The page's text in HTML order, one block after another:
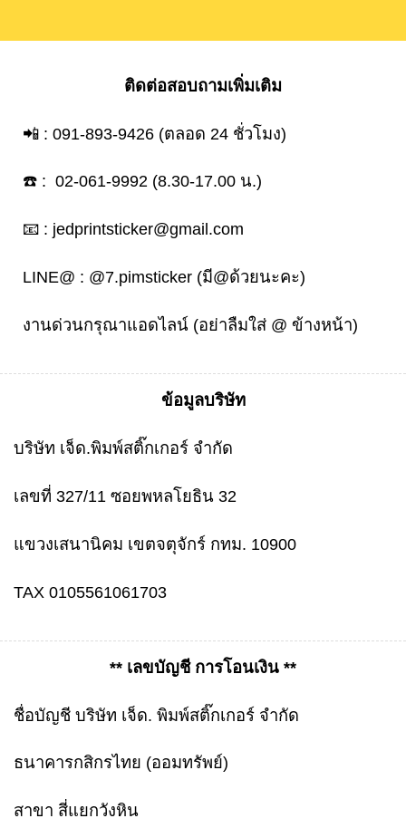
ติดต่อสอบถามเพิ่มเติม
📲 : 091-893-9426 (ตลอด 24 ชั่วโมง)
☎️ : 02-061-9992 (8.30-17.00 น.)
📧 : jedprintsticker@gmail.com
LINE@ : @7.pimsticker (มี@ด้วยนะคะ)
งานด่วนกรุณาแอดไลน์ (อย่าลืมใส่ @ ข้างหน้า)
ข้อมูลบริษัท
บริษัท เจ็ด.พิมพ์สติ๊กเกอร์ จำกัด
เลขที่ 327/11 ซอยพหลโยธิน 32
แขวงเสนานิคม เขตจตุจักร์ กทม. 10900
TAX 0105561061703
** เลขบัญชี การโอนเงิน **
ชื่อบัญชี บริษัท เจ็ด. พิมพ์สติ๊กเกอร์ จำกัด
ธนาคารกสิกรไทย (ออมทรัพย์)
สาขา สี่แยกวังหิน